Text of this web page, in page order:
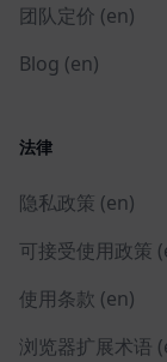
团队定价 (en)
Blog (en)
法律
隐私政策 (en)
可接受使用政策
使用条款 (en)
浏览器扩展术语